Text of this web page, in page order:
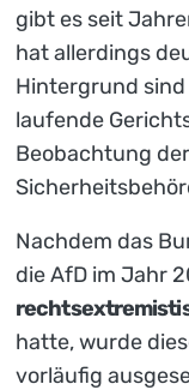
gibt es seit
hat allerdings
Hintergrund
laufende
Beobachtung
Nachdem das
die AfD im Jahr
hatte, wurde
vorläufig